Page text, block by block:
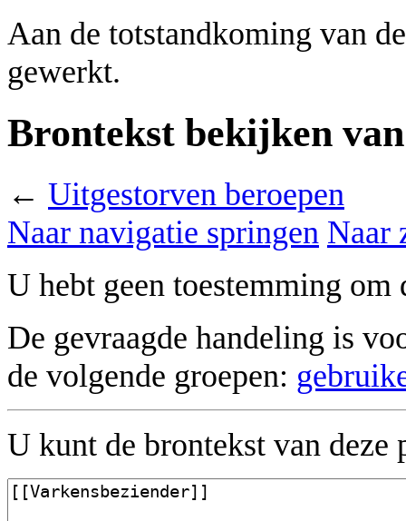
Aan de totstandkoming van
gewerkt.
Brontekst bekijken
← Uitgestorven beroepen
Naar navigatie springen Naar
U hebt geen toestemming om
De gevraagde handeling is
de volgende groepen:
U kunt de brontekst van